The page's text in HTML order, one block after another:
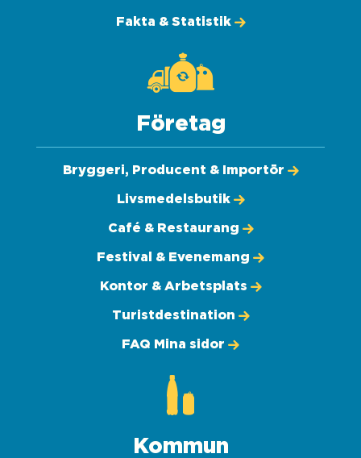
Fakta & Statistik
Företag
Bryggeri, Producent & Importör
Livsmedelsbutik
Café & Restaurang
Festival & Evenemang
Kontor & Arbetsplats
Turistdestination
FAQ Mina sidor
Kommun